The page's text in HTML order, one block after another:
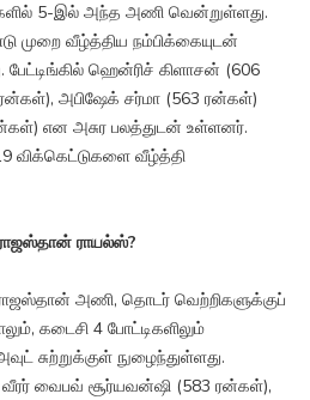
5-இல் அந்த அணி வென்றுள்ளது.
முறை வீழ்த்திய நம்பிக்கையுடன்
ஹென்ரிச் கிளாசன் (606
அபிஷேக் சர்மா (563 ரன்கள்)
என அசுர பலத்துடன் உள்ளனர்.
விக்கெட்டுகளை வீழ்த்தி
ராயல்ஸ்?
அணி, தொடர் வெற்றிகளுக்குப்
கடைசி 4 போட்டிகளிலும்
சுற்றுக்குள் நுழைந்துள்ளது.
வைபவ் சூர்யவன்ஷி (583 ரன்கள்),